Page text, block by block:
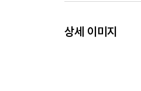
127 헐렁이 티셔츠
상세 이미지